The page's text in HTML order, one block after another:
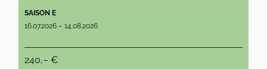
SAISON E
16.07.2026 – 14.08.2026
240,– €